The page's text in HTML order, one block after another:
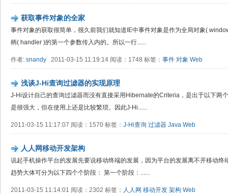
获取事件对象的全家
事件对象的获取很简单，很久前我们就知道IE中事件对象是作为全局对象(
柄( handler )的第一个参数传入内的。所以一行......
作者: snandy 2011-03-15 11:19:14 阅读：1748 标签： 事件 对象 Web
浅谈J-Hi查询过滤器的实现原理
J-Hi设计自己的查询过滤器而没有直接采用Hibernate的Criteria，是出于以下两
是很强大，但在使用上还是比较繁琐。因此J-Hi......
2011-03-15 11:17:07 阅读：1570 标签： J-Hi查询 过滤器 Java Web
人人网移动开发架构
说起手机操作平台的发展先要说移动终端的发展，因为平台的发展离不开移动
趋势大体可分为以下四个个阶段： 第一个阶段：......
2011-03-15 11:14:01 阅读：2302 标签： 人人网 移动开发 架构 Web